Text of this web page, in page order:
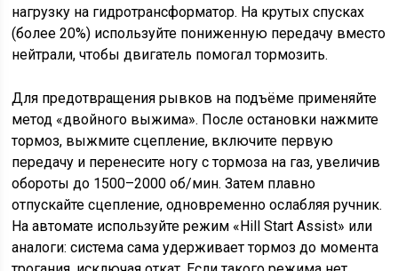
нагрузку на гидротрансформатор. На крутых спусках
(более 20%) используйте пониженную передачу вместо
нейтрали, чтобы двигатель помогал тормозить.
Для предотвращения рывков на подъёме применяйте
метод «двойного выжима». После остановки нажмите
тормоз, выжмите сцепление, включите первую
передачу и перенесите ногу с тормоза на газ, увеличив
обороты до 1500–2000 об/мин. Затем плавно
отпускайте сцепление, одновременно ослабляя ручник.
На автомате используйте режим «Hill Start Assist» или
аналоги: система сама удерживает тормоз до момента